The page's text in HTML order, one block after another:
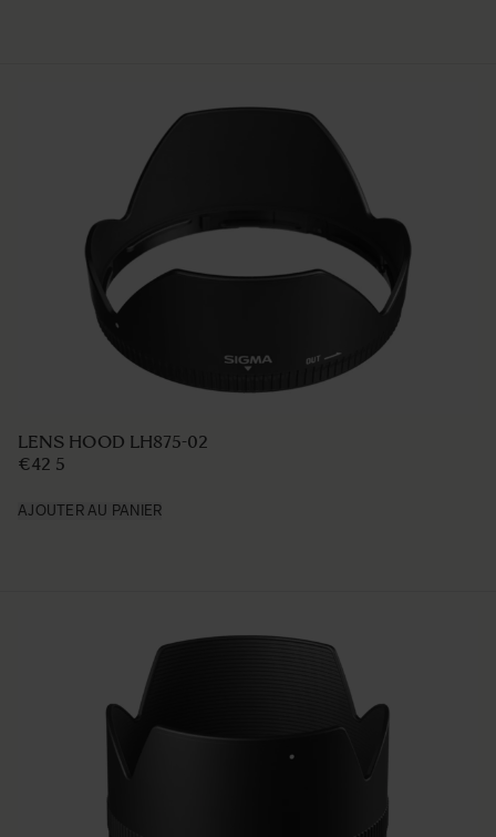
LENS HOOD LH875-02
€42 5
AJOUTER AU PANIER